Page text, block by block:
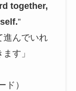
together,
”
進んでいれ
す」
ド）